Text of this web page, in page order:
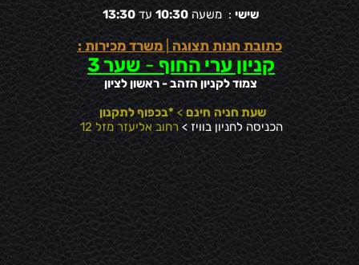
שישי : משעה10:30עד13:30
כתובת חנות תצוגה|משרד מכירות :
קניון ערי החוף -שער 3
צמוד לקניון הזהב - ראשון לציון
שעת חניה חינם> *בכפוף לתקנון
הכניסה לחניון בוויז >רחוב אליעזר מזל 12